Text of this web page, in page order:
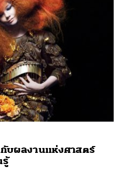
บผลงานแห่งศาสตร์
รู้
LINE EMAIL